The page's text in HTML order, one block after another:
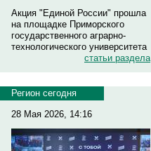
Акция "Единой России" прошла
на площадке Приморского
государственного аграрно-
технологического университета
статьи раздела
Регион сегодня
28 Мая 2026, 14:16